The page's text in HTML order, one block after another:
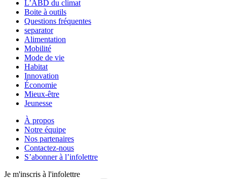
L’ABD du climat
Boite à outils
Questions fréquentes
separator
Alimentation
Mobilité
Mode de vie
Habitat
Innovation
Économie
Mieux-être
Jeunesse
À propos
Notre équipe
Nos partenaires
Contactez-nous
S’abonner à l’infolettre
Je m'inscris à l'infolettre